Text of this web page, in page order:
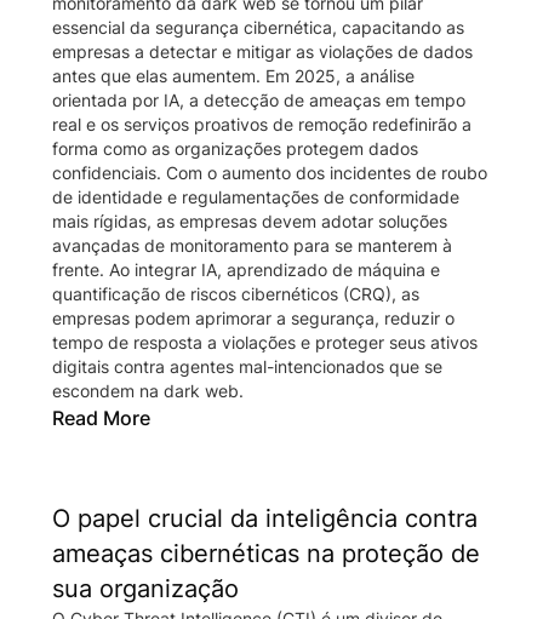
essencial da segurança cibernética, capacitando as
empresas a detectar e mitigar as violações de dados
antes que elas aumentem. Em 2025, a análise
orientada por IA, a detecção de ameaças em tempo
real e os serviços proativos de remoção redefinirão a
forma como as organizações protegem dados
confidenciais. Com o aumento dos incidentes de roubo
de identidade e regulamentações de conformidade
mais rígidas, as empresas devem adotar soluções
avançadas de monitoramento para se manterem à
frente. Ao integrar IA, aprendizado de máquina e
quantificação de riscos cibernéticos (CRQ), as
empresas podem aprimorar a segurança, reduzir o
tempo de resposta a violações e proteger seus ativos
digitais contra agentes mal-intencionados que se
escondem na dark web.
Read More
O papel crucial da inteligência contra
ameaças cibernéticas na proteção de
sua organização